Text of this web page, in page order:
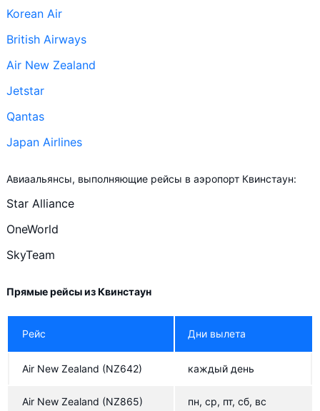
Korean Air
British Airways
Air New Zealand
Jetstar
Qantas
Japan Airlines
Авиаальянсы, выполняющие рейсы в аэропорт Квинстаун:
Star Alliance
OneWorld
SkyTeam
Прямые рейсы из Квинстаун
Рейс Дни вылета
Air New Zealand (NZ642) каждый день
Air New Zealand (NZ865) пн, ср, пт, сб, вс